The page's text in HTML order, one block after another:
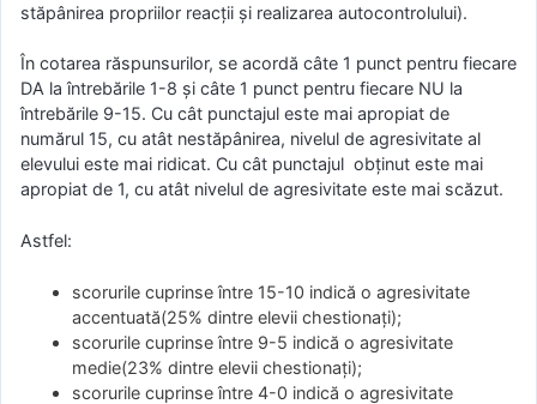
stăpânirea propriilor reacții și realizarea autocontrolului).
În cotarea răspunsurilor, se acordă câte 1 punct pentru fiecare
DA la întrebările 1-8 și câte 1 punct pentru fiecare NU la
întrebările 9-15. Cu cât punctajul este mai apropiat de
numărul 15, cu atât nestăpânirea, nivelul de agresivitate al
elevului este mai ridicat. Cu cât punctajul obținut este mai
apropiat de 1, cu atât nivelul de agresivitate este mai scăzut.
Astfel:
scorurile cuprinse între 15-10 indică o agresivitate
accentuată(25% dintre elevii chestionați);
scorurile cuprinse între 9-5 indică o agresivitate
medie(23% dintre elevii chestionați);
scorurile cuprinse între 4-0 indică o agresivitate